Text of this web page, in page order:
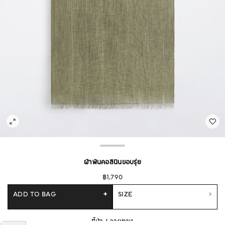
ผ้าพันคอลินินขอบรุ่ย
฿1,790
SIZE
ADD TO BAG +
ขี้ม้า / ลายทาง